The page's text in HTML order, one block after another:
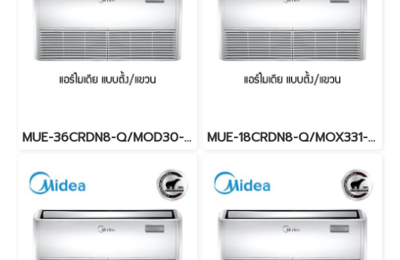
MUE-36CRDN8-Q/MOD30-36CFN8-Q (220V.) Midea รุ่นแขวนใต้ฝ้าเพดาน Inverter น้ำยา R32 พร้อมบริการติดตั้ง MUE-18CRDN8-Q/MOX331-18CRFN-Q (220V.) Midea รุ่นแขวนใต้ฝ้าเพดาน Inverter น้ำยา R32 พร้อมบริการติดตั้ง